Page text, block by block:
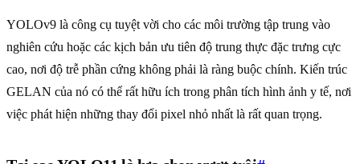
YOLOv9 là công cụ tuyệt vời cho các môi trường tập trung vào
nghiên cứu hoặc các kịch bản ưu tiên độ trung thực đặc trưng cực
cao, nơi độ trễ phần cứng không phải là ràng buộc chính. Kiến trúc
GELAN của nó có thể rất hữu ích trong phân tích hình ảnh y tế, nơi
việc phát hiện những thay đổi pixel nhỏ nhất là rất quan trọng.